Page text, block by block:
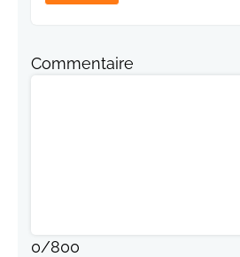
Commentaire
0/800